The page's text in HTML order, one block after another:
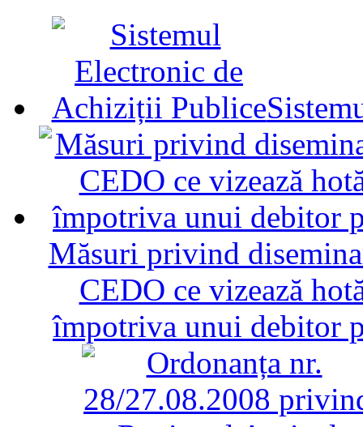
Măsuri privind
CEDO ce vizează
împotriva unui debitor